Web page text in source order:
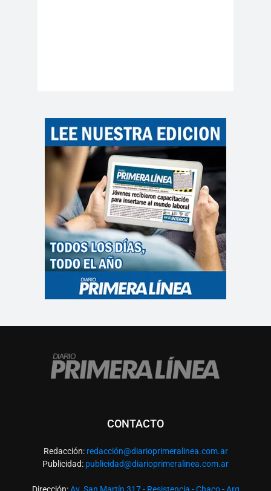
CONTACTO
Redacción: redacción@diarioprimeralinea.com.ar
Publicidad: publicidad@diarioprimeralinea.com.ar